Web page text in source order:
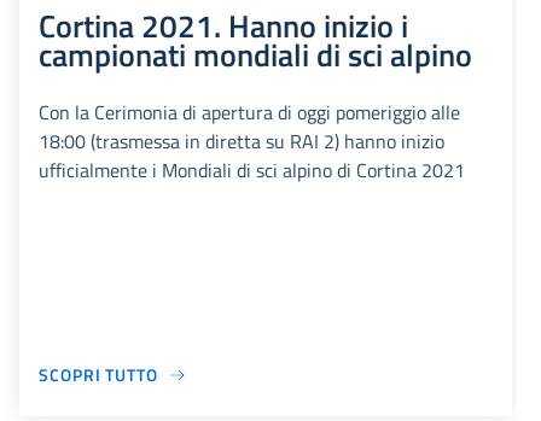
Cortina 2021. Hanno inizio i
campionati mondiali di sci alpino
Con la Cerimonia di apertura di oggi pomeriggio alle
18:00 (trasmessa in diretta su RAI 2) hanno inizio
ufficialmente i Mondiali di sci alpino di Cortina 2021
SCOPRI TUTTO